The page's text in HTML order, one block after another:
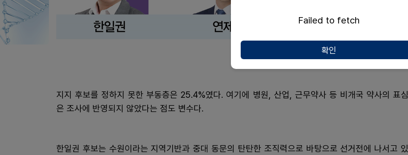
지지 후보를 정하지 못한 부동층은 25.4%였다. 여기에 병원, 산업, 근무약사 등 비개국 약사의 표심
은 조사에 반영되지 않았다는 점도 변수다.
한일권 후보는 수원이라는 지역기반과 중대 동문의 탄탄한 조직력으로 바탕으로 선거전에 나서고 있
Failed to fetch
확인